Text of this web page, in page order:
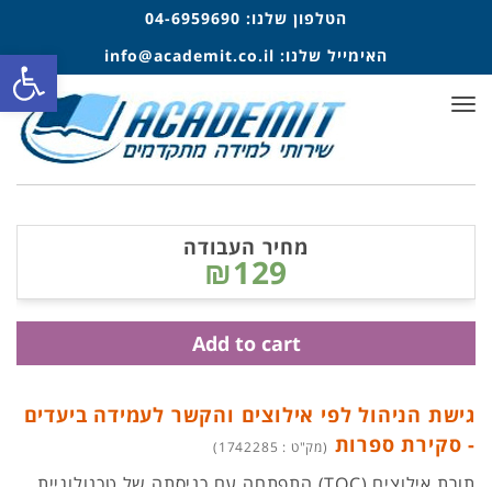
הטלפון שלנו: 04-6959690
האימייל שלנו: info@academit.co.il
תפריט
גישת הניהול לפי אילוצים והקשר לעמידה ביעדים
- סקירת ספרות (מק"ט : 1742285)
מחיר העבודה
₪129
Add to cart
פתח